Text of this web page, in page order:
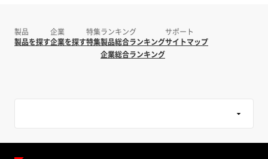
製品
製品を探す
企業
企業を探す
特集
特集
ランキング
製品総合ランキング
企業総合ランキング
サポート
サイトマップ